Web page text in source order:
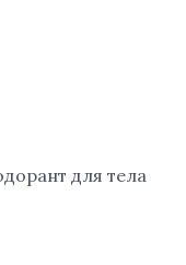
для тела